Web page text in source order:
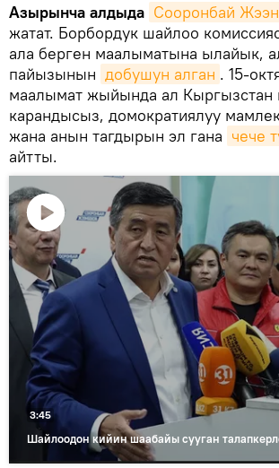
Азырынча алдыда Сооронбай
жатат. Борбордук шайлоо
ала берген маалыматына ылайык,
пайызынын добушун алган . 15-
маалымат жыйында ал Кыргызстан
карандысыз, домократиялуу
жана анын тагдырын эл гана чече
айтты.
Видеону
көрсөтүү
Шайлоодон кийин шаабайы сууган
3:45